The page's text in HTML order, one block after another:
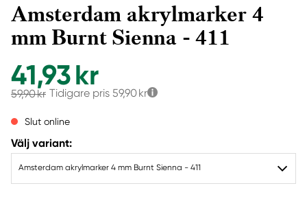
Amsterdam akrylmarker 4
mm Burnt Sienna - 411
41,93 kr
59,90 kr Tidigare pris 59,90 kr
Slut online
Välj variant:
Amsterdam akrylmarker 4 mm Burnt Sienna - 411